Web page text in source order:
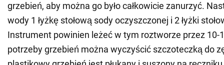
grzebień, aby można go było całkowicie zanurzyć.
wody 1 łyżkę stołową sody oczyszczonej i 2 łyżki
Instrument powinien leżeć w tym roztworze przez 10-
potrzeby grzebień można wyczyścić szczoteczką do